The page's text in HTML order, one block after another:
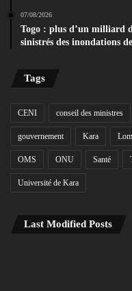
07/08/2026
Togo : plus d’un milliard
sinistrés des inondations
Tags
CENI conseil des ministres
gouvernement Kara
OMS ONU Santé
Université de Kara
Last Modified Posts